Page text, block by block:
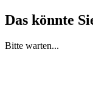
Das könnte
Bitte warten...